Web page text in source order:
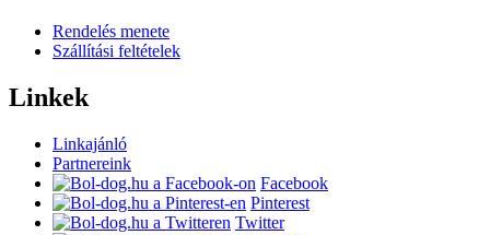
Rendelés menete
Szállítási feltételek
Linkek
Linkajánló
Partnereink
Facebook
Pinterest
Twitter